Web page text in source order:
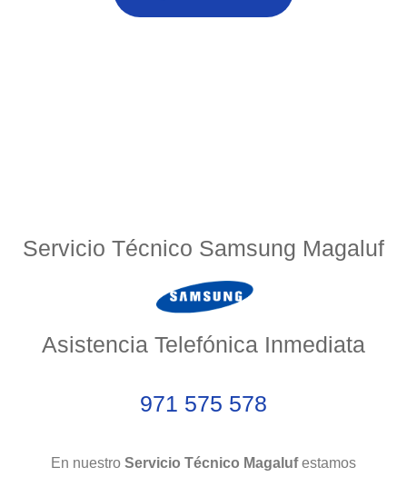
Servicio Técnico Samsung Magaluf
Asistencia Telefónica Inmediata
971 575 578
En nuestro Servicio Técnico Magalufestamos